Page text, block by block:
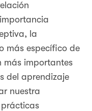
la
más específico de
más importantes
del aprendizaje
nuestra